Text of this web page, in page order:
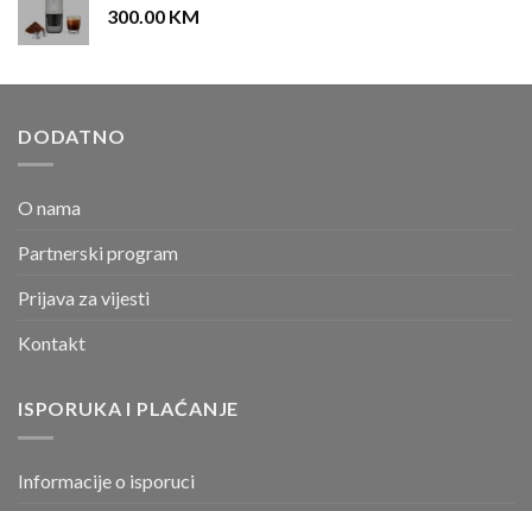
300.00 KM
DODATNO
O nama
Partnerski program
Prijava za vijesti
Kontakt
ISPORUKA I PLAĆANJE
Informacije o isporuci